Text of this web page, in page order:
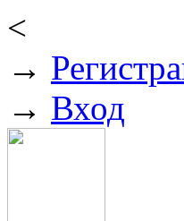
<
→
→ Вход